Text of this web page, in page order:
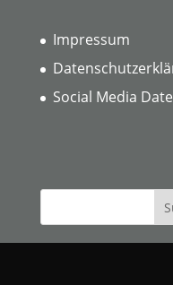
Impressum
Social Media